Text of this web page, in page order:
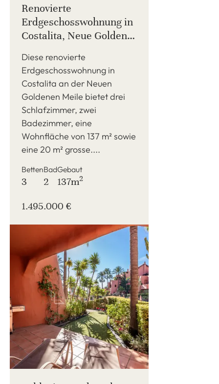
Renovierte
Erdgeschosswohnung in
Costalita, Neue Goldene
Diese renovierte
Erdgeschosswohnung in
Costalita an der Neuen
Goldenen Meile bietet drei
Schlafzimmer, zwei
Badezimmer, eine
Wohnfläche von 137 m² sowie
eine 20 m² grosse....
Betten
3
Bad
2
Gebaut
137m2
1.495.000 €